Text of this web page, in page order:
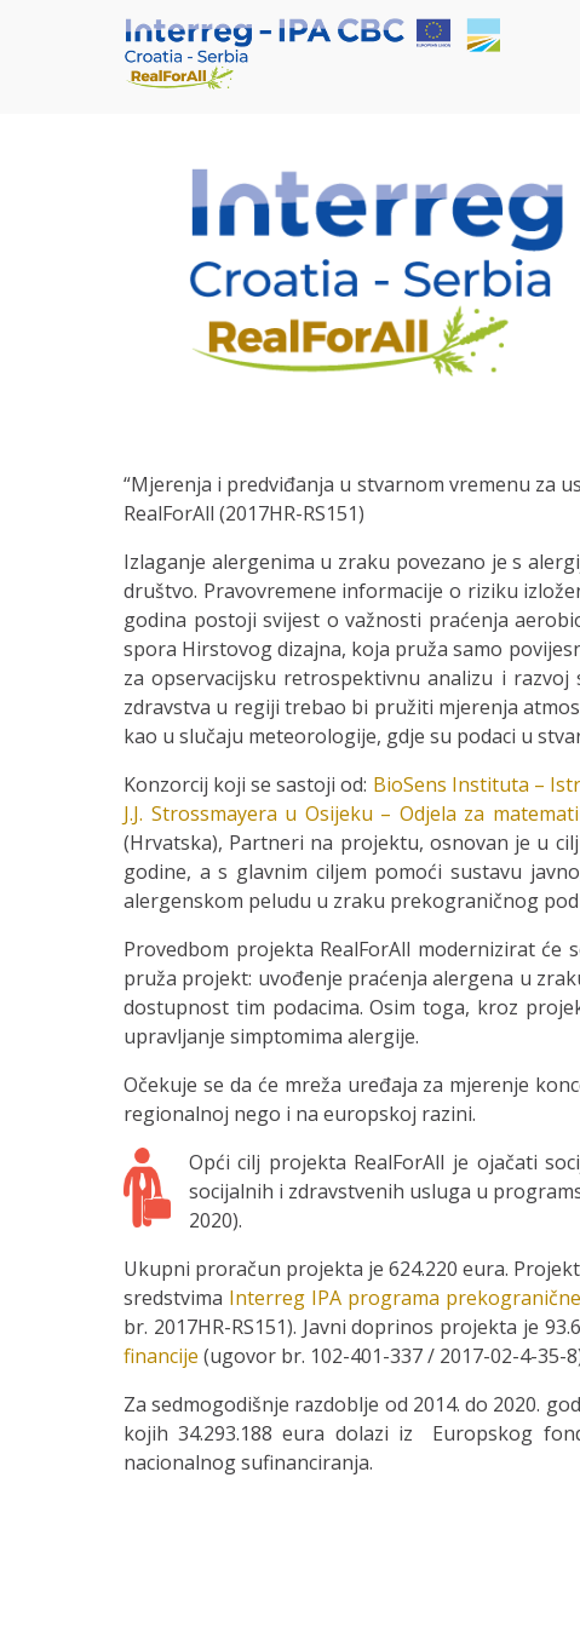
O projektu
“Mjerenja i predviđanja u stvarnom vremenu za
RealForAll (2017HR-RS151)
Izlaganje alergenima u zraku povezano je s
društvo. Pravovremene informacije o riziku
godina postoji svijest o važnosti praćenja
spora Hirstovog dizajna, koja pruža samo
za opservacijsku retrospektivnu analizu i
zdravstva u regiji trebao bi pružiti mjerenja
kao u slučaju meteorologije, gdje su podaci u
Konzorcij koji se sastoji od: BioSens Instituta –
J.J. Strossmayera u Osijeku – Odjela za
(Hrvatska), Partneri na projektu, osnovan je u
godine, a s glavnim ciljem pomoći sustavu
alergenskom peludu u zraku prekograničnog
Provedbom projekta RealForAll modernizirat
pruža projekt: uvođenje praćenja alergena u
dostupnost tim podacima. Osim toga, kroz
upravljanje simptomima alergije.
Očekuje se da će mreža uređaja za mjerenje
regionalnoj nego i na europskoj razini.
Opći cilj projekta RealForAll je ojačati
socijalnih i zdravstvenih usluga u
2020).
Ukupni proračun projekta je 624.220 eura.
sredstvima Interreg IPA programa
br. 2017HR-RS151). Javni doprinos projekta je
financije (ugovor br. 102-401-337 / 2017-02-4-
Za sedmogodišnje razdoblje od 2014. do 2020.
kojih 34.293.188 eura dolazi iz Europskog
nacionalnog sufinanciranja.